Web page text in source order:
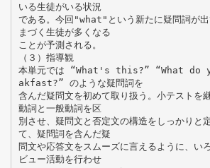
いる生徒がいる状況
である。今回"what"という新たに疑問詞が出
まづく生徒が多くなる
ことが予測される。
（３）指導観
本単元では “What's this?” “What
akfast?” のような疑問詞を
含んだ疑問文を初めて取り扱う。小テストを
動詞と一般動詞を区
別させ、疑問文と否定文の構造をしっかりと
て、疑問詞を含んだ疑
問文や応答文をスムーズに言えるように、い
ビュー活動を行わせ